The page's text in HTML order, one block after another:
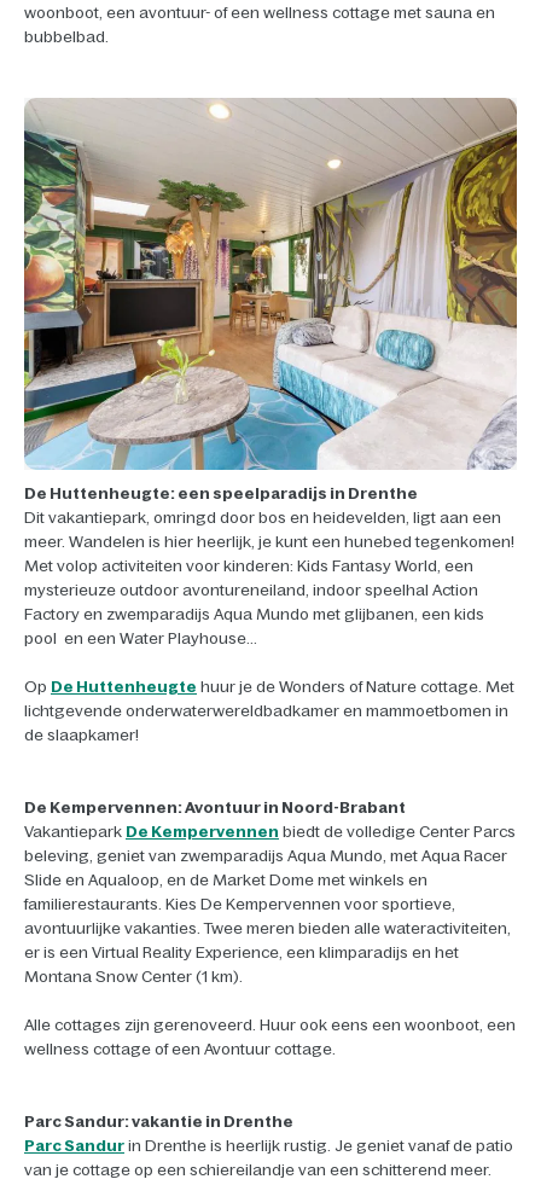
woonboot, een avontuur- of een wellness cottage met sauna en
bubbelbad.
De Huttenheugte: een speelparadijs in Drenthe
Dit vakantiepark, omringd door bos en heidevelden, ligt aan een
meer. Wandelen is hier heerlijk, je kunt een hunebed tegenkomen!
Met volop activiteiten voor kinderen: Kids Fantasy World, een
mysterieuze outdoor avontureneiland, indoor speelhal Action
Factory en zwemparadijs Aqua Mundo met glijbanen, een kids
pool en een Water Playhouse...
Op De Huttenheugte huur je de Wonders of Nature cottage. Met
lichtgevende onderwaterwereldbadkamer en mammoetbomen in
de slaapkamer!
De Kempervennen: Avontuur in Noord-Brabant
Vakantiepark De Kempervennen biedt de volledige Center Parcs
beleving, geniet van zwemparadijs Aqua Mundo, met Aqua Racer
Slide en Aqualoop, en de Market Dome met winkels en
familierestaurants. Kies De Kempervennen voor sportieve,
avontuurlijke vakanties. Twee meren bieden alle wateractiviteiten,
er is een Virtual Reality Experience, een klimparadijs en het
Montana Snow Center (1 km).
Alle cottages zijn gerenoveerd. Huur ook eens een woonboot, een
wellness cottage of een Avontuur cottage.
Parc Sandur: vakantie in Drenthe
Parc Sandur in Drenthe is heerlijk rustig. Je geniet vanaf de patio
van je cottage op een schiereilandje van een schitterend meer.